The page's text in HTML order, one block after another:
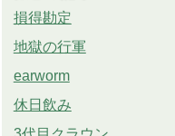
損得勘定
地獄の行軍
earworm
休日飲み